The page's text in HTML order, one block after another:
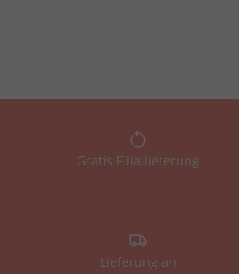
Gratis Filiallieferung
Lieferung an